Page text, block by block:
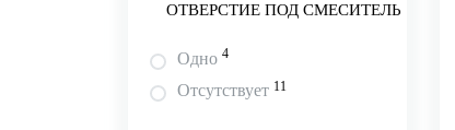
ОТВЕРСТИЕ ПОД СМЕСИТЕЛЬ
Одно 4
Отсутствует 11